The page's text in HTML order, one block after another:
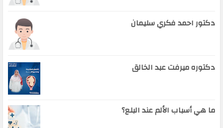
دكتور احمد فكري سليمان
دكتوره ميرفت عبد الخالق
ما هي أسباب الألم عند البلع؟